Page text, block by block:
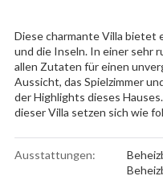
Diese charmante Villa bietet
und die Inseln. In einer sehr
allen Zutaten für einen
Aussicht, das Spielzimmer
der Highlights dieses
dieser Villa setzen sich wie
Ausstattungen: